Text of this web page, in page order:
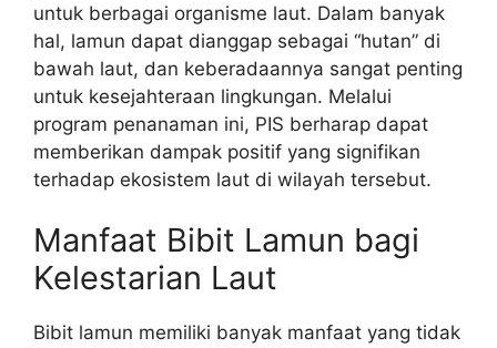
untuk berbagai organisme laut. Dalam banyak
hal, lamun dapat dianggap sebagai “hutan” di
bawah laut, dan keberadaannya sangat penting
untuk kesejahteraan lingkungan. Melalui
program penanaman ini, PIS berharap dapat
memberikan dampak positif yang signifikan
terhadap ekosistem laut di wilayah tersebut.
Manfaat Bibit Lamun bagi
Kelestarian Laut
Bibit lamun memiliki banyak manfaat yang tidak